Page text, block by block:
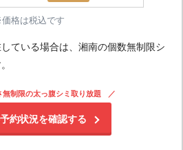
格は税込です
ている場合は、湘南の個数無制限シ
無制限の太っ腹シミ取り放題
約状況を確認する